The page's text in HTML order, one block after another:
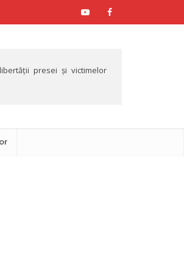
presei și victimelor